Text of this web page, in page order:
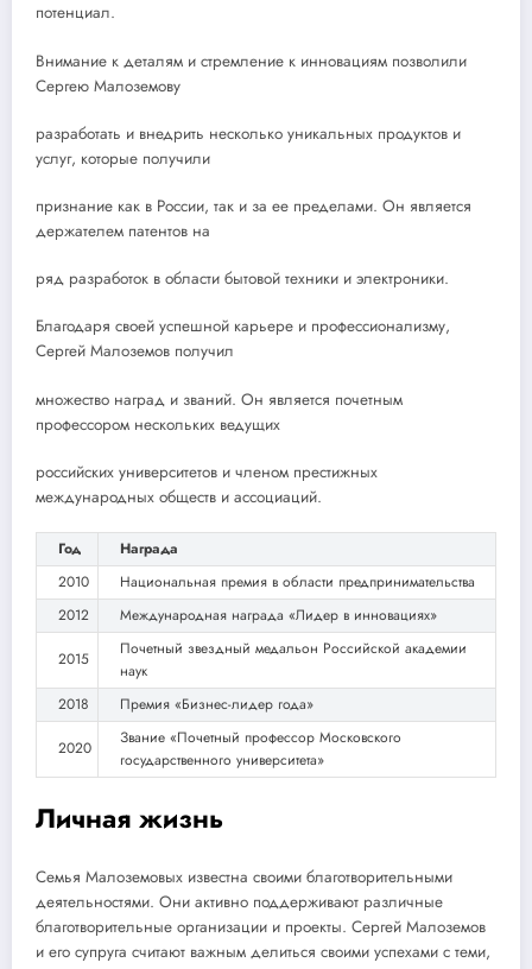
потенциал.
Внимание к деталям и стремление к инновациям позволили
Сергею Малоземову
разработать и внедрить несколько уникальных продуктов и
услуг, которые получили
признание как в России, так и за ее пределами. Он является
держателем патентов на
ряд разработок в области бытовой техники и электроники.
Благодаря своей успешной карьере и профессионализму,
Сергей Малоземов получил
множество наград и званий. Он является почетным
профессором нескольких ведущих
российских университетов и членом престижных
международных обществ и ассоциаций.
Год
Награда
2010
Национальная премия в области предпринимательства
2012
Международная награда «Лидер в инновациях»
2015
Почетный звездный медальон Российской академии
наук
2018
Премия «Бизнес-лидер года»
2020
Звание «Почетный профессор Московского
государственного университета»
Личная жизнь
Семья Малоземовых известна своими благотворительными
деятельностями. Они активно поддерживают различные
благотворительные организации и проекты. Сергей Малоземов
и его супруга считают важным делиться своими успехами с теми,